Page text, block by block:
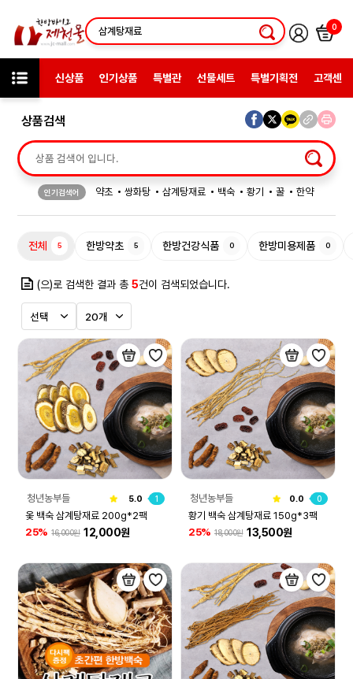
0
신상품 인기상품 특별관 선물세트 특별기획전 고객센터
상품검색
인기검색어 약초 쌍화탕 삼계탕재료 백숙 황기 꿀
한약
전체 5 한방약초 5 한방건강식품 0 한방미용제품 0
(으)로 검색한 결과 총5건이 검색되었습니다.
청년농부들 5.0 1
옻 백숙 삼계탕재료 200g*2팩
25% 16,000원 12,000원
청년농부들 0.0 0
황기 백숙 삼계탕재료 150g*3팩
25% 18,000원 13,500원